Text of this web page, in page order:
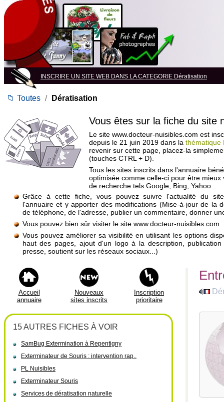
INSCRIRE UN SITE WEB DANS LA CATEGORIE Dératisation
📁 Toutes / Dératisation
Vous êtes sur la fiche du site
Le site www.docteur-nuisibles.com est
depuis le 21 juin 2019 dans la thématique
revenir sur cette page, placez-la
(touches CTRL + D).
Tous les sites inscrits dans l'annuaire
optimisée comme celle-ci pour être mieux
de recherche tels Google, Bing, Yahoo...
Grâce à cette fiche, vous pouvez suivre l'actualité du
l'annuaire et y apporter des modifications (Mise-à-jour de la
de téléphone, de l'adresse, publier un commentaire, donner
Vous pouvez bien sûr visiter le site www.docteur-nuisibles.com
Vous pouvez améliorer sa visibilité en utilisant les options
haut des pages, ajout d'un logo à la description,
presse, soutient sur les réseaux sociaux...)
Accueil
annuaire
Nouveaux
sites inscrits
Inscription
prioritaire
15 AUTRES FICHES À VOIR
SamBug Extermination à Repentigny
Exterminateur de Souris : intervention rap..
PL Nuisibles
Exterminateur Souris
Services de dératisation naturelle